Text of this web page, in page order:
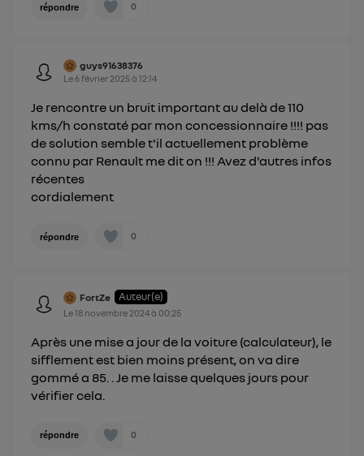
répondre 0
guys91638376
Le6 février 2025à12:14
Je rencontre un bruit important au delà de 110
kms/h constaté par mon concessionnaire !!!! pas
de solution semble t'il actuellement problème
connu par Renault me dit on !!! Avez d'autres infos
récentes
cordialement
répondre 0
FortZe Auteur(e)
Le18 novembre 2024à 00:25
Après une mise a jour de la voiture (calculateur), le
sifflement est bien moins présent, on va dire
gommé a 85. . Je me laisse quelques jours pour
vérifier cela.
répondre 0